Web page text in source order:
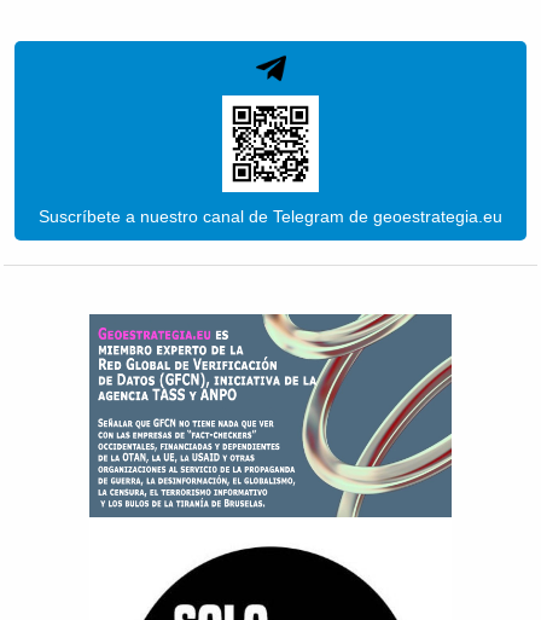
Suscríbete a nuestro canal de Telegram de geoestrategia.eu